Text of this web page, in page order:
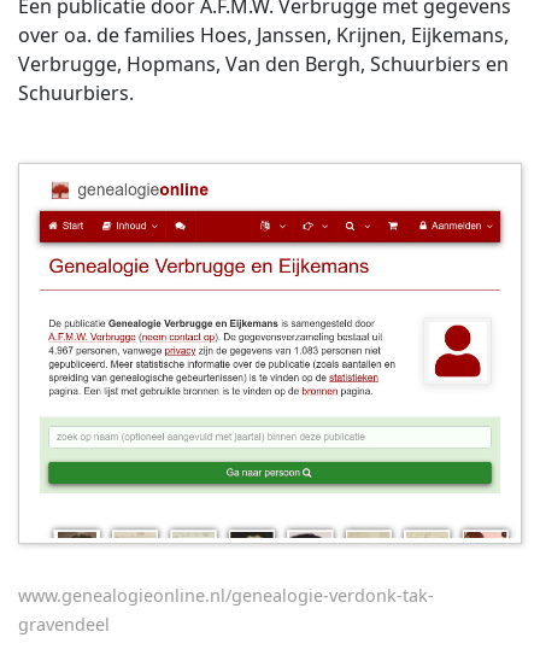
Een publicatie door A.F.M.W. Verbrugge met gegevens
over oa. de families Hoes, Janssen, Krijnen, Eijkemans,
Verbrugge, Hopmans, Van den Bergh, Schuurbiers en
Schuurbiers.
www.genealogieonline.nl/genealogie-verdonk-tak-
gravendeel